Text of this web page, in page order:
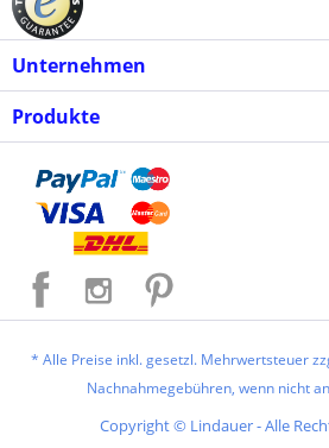
Unternehmen
Produkte
* Alle Preise inkl. gesetzl. Mehrwertsteuer
Nachnahmegebühren, wenn nicht
Copyright © Lindauer - Alle